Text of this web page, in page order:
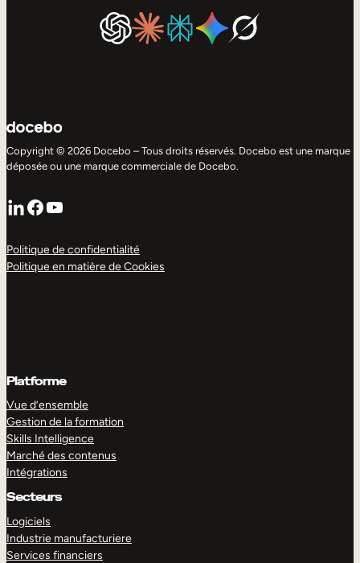
Copyright © 2026 Docebo – Tous droits réservés. Docebo est une marque
déposée ou une marque commerciale de Docebo.
LinkedIn
Facebook
YouTube
Politique de confidentialité
Politique en matière de Cookies
Platforme
Vue d’ensemble
Gestion de la formation
Skills Intelligence
Marché des contenus
Intégrations
Secteurs
Logiciels
Industrie manufacturiere
Services financiers